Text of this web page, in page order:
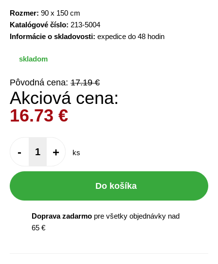
Rozmer: 90 x 150 cm
Katalógové číslo: 213-5004
Informácie o skladovosti: expedice do 48 hodin
skladom
Pôvodná cena: 17.19 €
Akciová cena:
16.73 €
- + ks
Do košíka
Doprava zadarmo pre všetky objednávky nad
65 €